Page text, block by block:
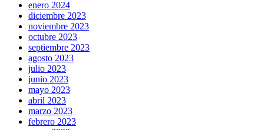
enero 2024
diciembre 2023
noviembre 2023
octubre 2023
septiembre 2023
agosto 2023
julio 2023
junio 2023
mayo 2023
abril 2023
marzo 2023
febrero 2023